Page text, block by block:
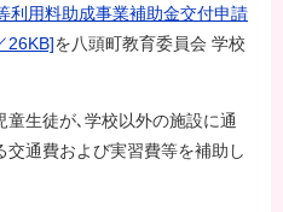
利用料助成事業補助金交付申請
26KB]を八頭町教育委員会 学校
生徒が､学校以外の施設に通
交通費および実習費等を補助し